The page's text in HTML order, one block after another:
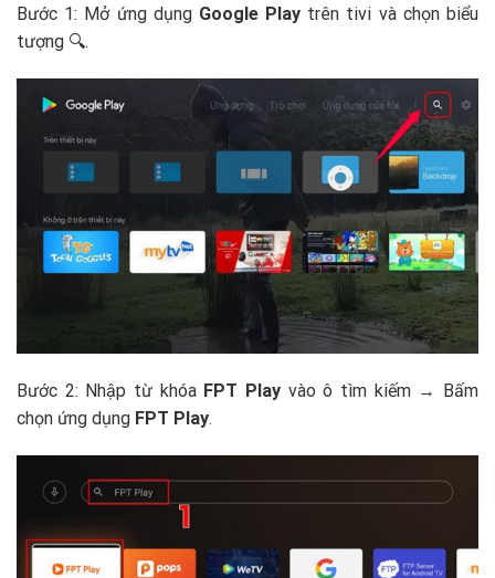
Bước 1: Mở ứng dụng Google Play trên tivi và chọn biểu
tượng 🔍.
Bước 2: Nhập từ khóa FPT Play vào ô tìm kiếm → Bấm
chọn ứng dụng FPT Play.